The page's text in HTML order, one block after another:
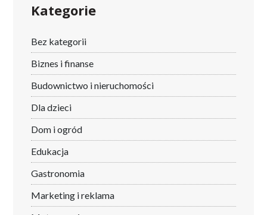
Kategorie
Bez kategorii
Biznes i finanse
Budownictwo i nieruchomości
Dla dzieci
Dom i ogród
Edukacja
Gastronomia
Marketing i reklama